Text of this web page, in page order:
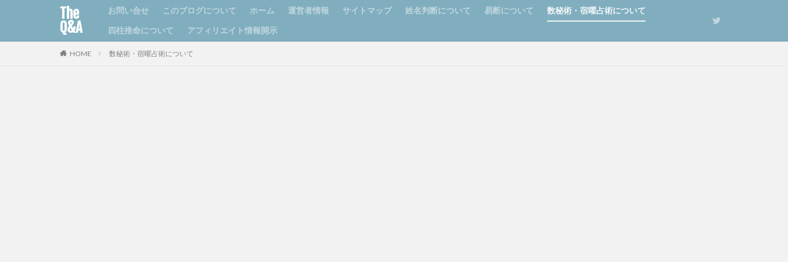
The
Q&A
お問い合せ このブログについて ホーム 運営者情報 サイトマップ 姓名判断について 易断について
数秘術・宿曜占術について
四柱推命について
アフィリエイト情報開示
HOME 数秘術・宿曜占術について